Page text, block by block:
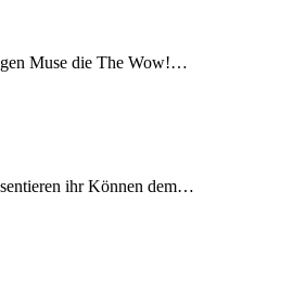
Muse die The Wow!…
ihr Können dem…